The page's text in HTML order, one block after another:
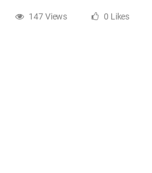
147 Views 0 Likes